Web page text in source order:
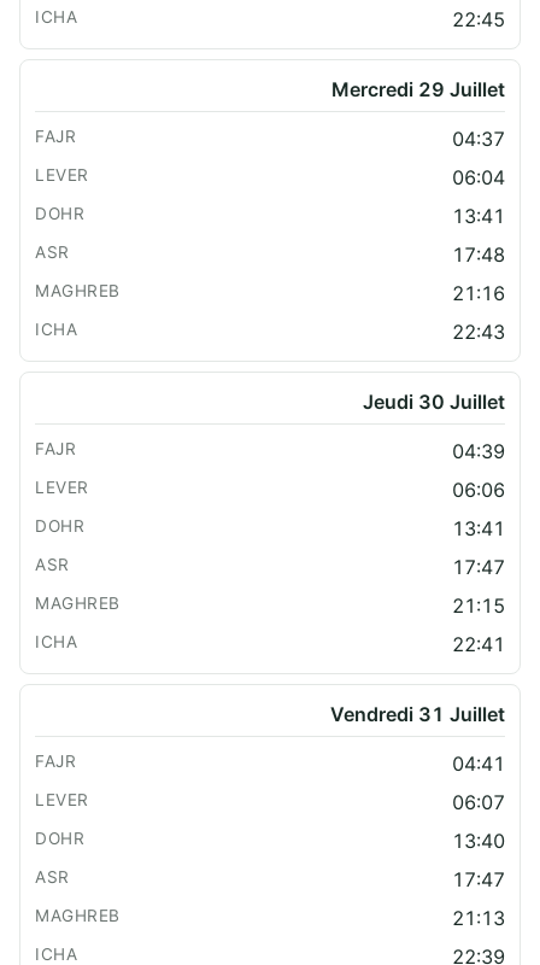
22:45
Mercredi 29 Juillet
04:37
06:04
13:41
17:48
21:16
22:43
Jeudi 30 Juillet
04:39
06:06
13:41
17:47
21:15
22:41
Vendredi 31 Juillet
04:41
06:07
13:40
17:47
21:13
22:39